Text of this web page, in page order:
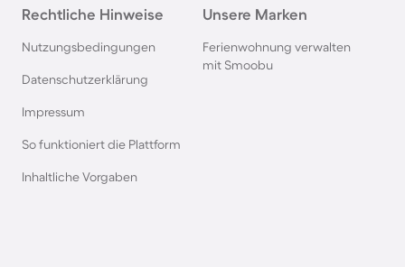
Villen in Los Angeles
Villen in Antibes
Rechtliche Hinweise
Nutzungsbedingungen
Datenschutzerklärung
Impressum
So funktioniert die Plattform
Inhaltliche Vorgaben
Unsere Marken
Ferienwohnung verwalten
mit Smoobu